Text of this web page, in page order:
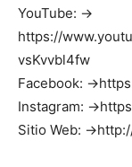
YouTube: →
https://
vsKvvbl4fw
Facebook:
Instagram:
Sitio Web: